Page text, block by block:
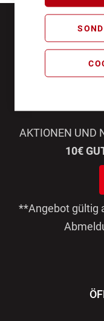
AKTIONEN UND
10€
**Angebot gültig